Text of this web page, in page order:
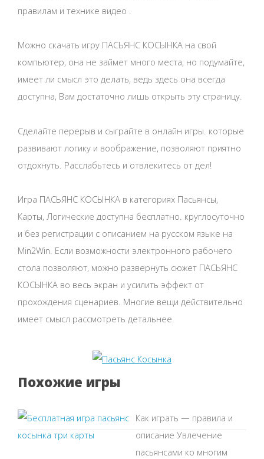
правилам и технике видео .
Можно скачать игру ПАСЬЯНС КОСЫНКА на свой
компьютер, она не займет много места, но подумайте,
имеет ли смысл это делать, ведь здесь она всегда
доступна, Вам достаточно лишь открыть эту страницу.
Сделайте перерыв и сыграйте в онлайн игры. которые
развивают логику и воображение, позволяют приятно
отдохнуть. Расслабьтесь и отвлекитесь от дел!
Игра ПАСЬЯНС КОСЫНКА в категориях Пасьянсы,
Карты, Логические доступна бесплатно. круглосуточно
и без регистрации с описанием на русском языке на
Min2Win. Если возможности электронного рабочего
стола позволяют, можно развернуть сюжет ПАСЬЯНС
КОСЫНКА во весь экран и усилить эффект от
прохождения сценариев. Многие вещи действительно
имеет смысл рассмотреть детальнее.
Похожие игры
Как играть — правила и
описание Увлечение
пасьянсами ко многим